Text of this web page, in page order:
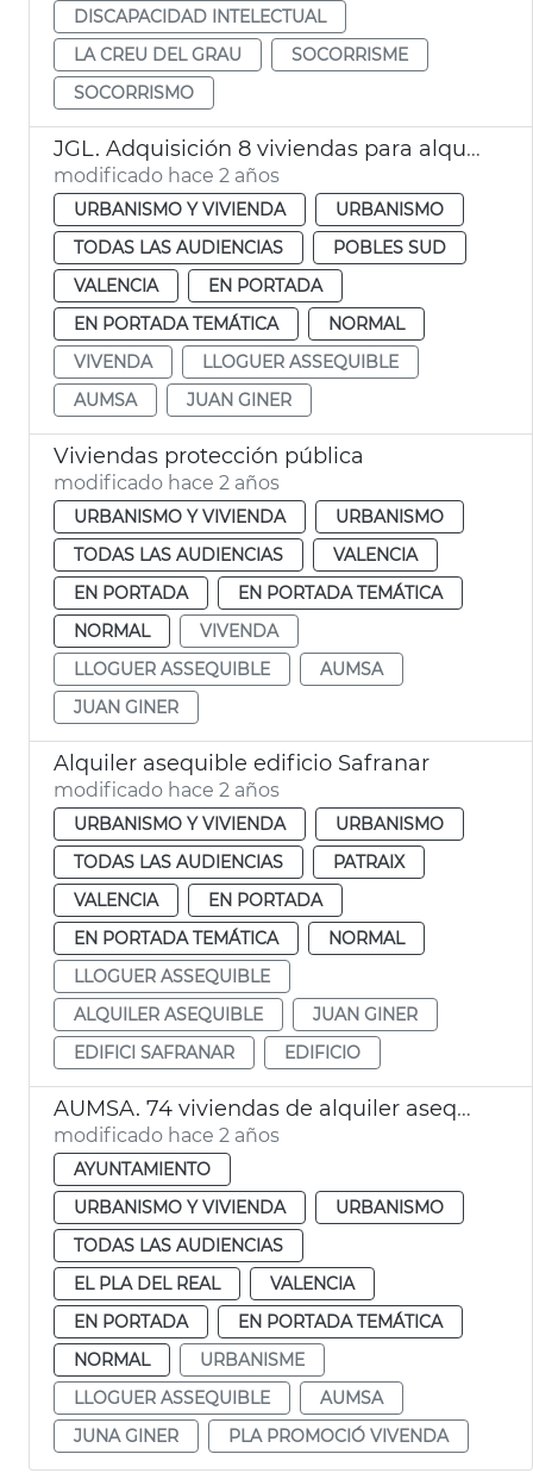
DISCAPACIDAD INTELECTUAL
LA CREU DEL GRAU
SOCORRISME
SOCORRISMO
JGL. Adquisición 8 viviendas para alquiler
modificado hace 2 años
URBANISMO Y VIVIENDA
URBANISMO
TODAS LAS AUDIENCIAS
POBLES SUD
VALENCIA
EN PORTADA
EN PORTADA TEMÁTICA
NORMAL
VIVENDA
LLOGUER ASSEQUIBLE
AUMSA
JUAN GINER
Viviendas protección pública
modificado hace 2 años
URBANISMO Y VIVIENDA
URBANISMO
TODAS LAS AUDIENCIAS
VALENCIA
EN PORTADA
EN PORTADA TEMÁTICA
NORMAL
VIVENDA
LLOGUER ASSEQUIBLE
AUMSA
JUAN GINER
Alquiler asequible edificio Safranar
modificado hace 2 años
URBANISMO Y VIVIENDA
URBANISMO
TODAS LAS AUDIENCIAS
PATRAIX
VALENCIA
EN PORTADA
EN PORTADA TEMÁTICA
NORMAL
LLOGUER ASSEQUIBLE
ALQUILER ASEQUIBLE
JUAN GINER
EDIFICI SAFRANAR
EDIFICIO
AUMSA. 74 viviendas de alquiler asequible
modificado hace 2 años
AYUNTAMIENTO
URBANISMO Y VIVIENDA
URBANISMO
TODAS LAS AUDIENCIAS
EL PLA DEL REAL
VALENCIA
EN PORTADA
EN PORTADA TEMÁTICA
NORMAL
URBANISME
LLOGUER ASSEQUIBLE
AUMSA
JUNA GINER
PLA PROMOCIÓ VIVENDA